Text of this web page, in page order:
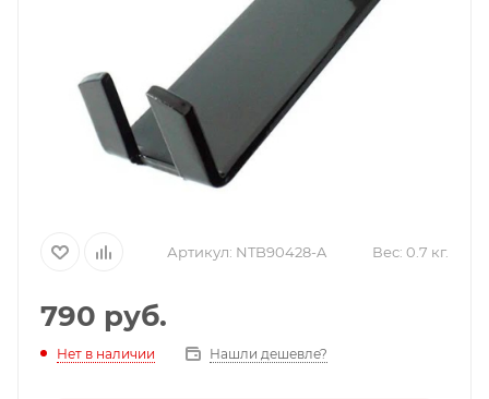
Артикул: NTB90428-A Вес: 0.7 кг.
790 руб.
Нет в наличии Нашли дешевле?